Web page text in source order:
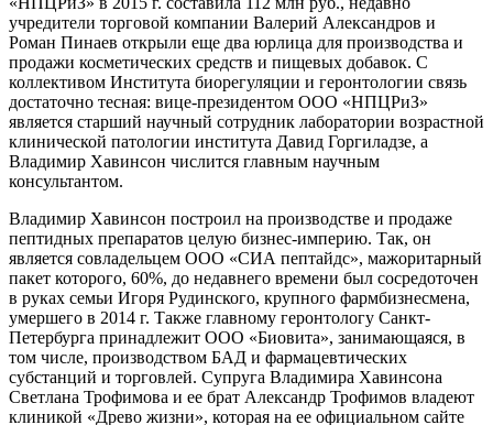
учредители торговой компании Валерий Александров и
Роман Пинаев открыли еще два юрлица для производства и
продажи косметических средств и пищевых добавок. С
коллективом Института биорегуляции и геронтологии связь
достаточно тесная: вице-президентом ООО «НПЦРиЗ»
является старший научный сотрудник лаборатории возрастной
клинической патологии института Давид Горгиладзе, а
Владимир Хавинсон числится главным научным
консультантом.
Владимир Хавинсон построил на производстве и продаже
пептидных препаратов целую бизнес-империю. Так, он
является совладельцем ООО «СИА пептайдс», мажоритарный
пакет которого, 60%, до недавнего времени был сосредоточен
в руках семьи Игоря Рудинского, крупного фармбизнесмена,
умершего в 2014 г. Также главному геронтологу Санкт-
Петербурга принадлежит ООО «Биовита», занимающаяся, в
том числе, производством БАД и фармацевтических
субстанций и торговлей. Супруга Владимира Хавинсона
Светлана Трофимова и ее брат Александр Трофимов владеют
клиникой «Древо жизни», которая на ее официальном сайте